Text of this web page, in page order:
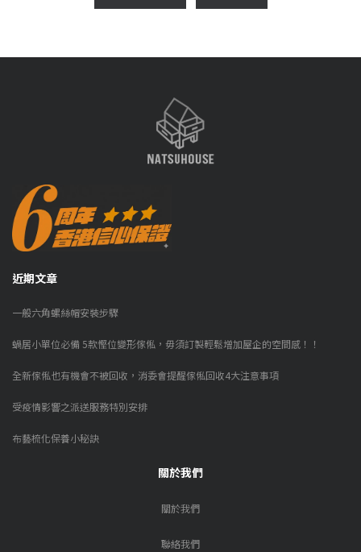
近期文章
一般六角螺絲帽安裝步驟
蝸居小單位必備 5款慳位變形傢俬，毋須訂製輕鬆增加屋企的空間感！！
全新傢俬也有機會不被回收，消委會提醒傢俬回收4大注意事項
受疫情影響之派送服務特別安排
布藝梳化保養小秘訣
關於我們
關於我們
聯絡我們